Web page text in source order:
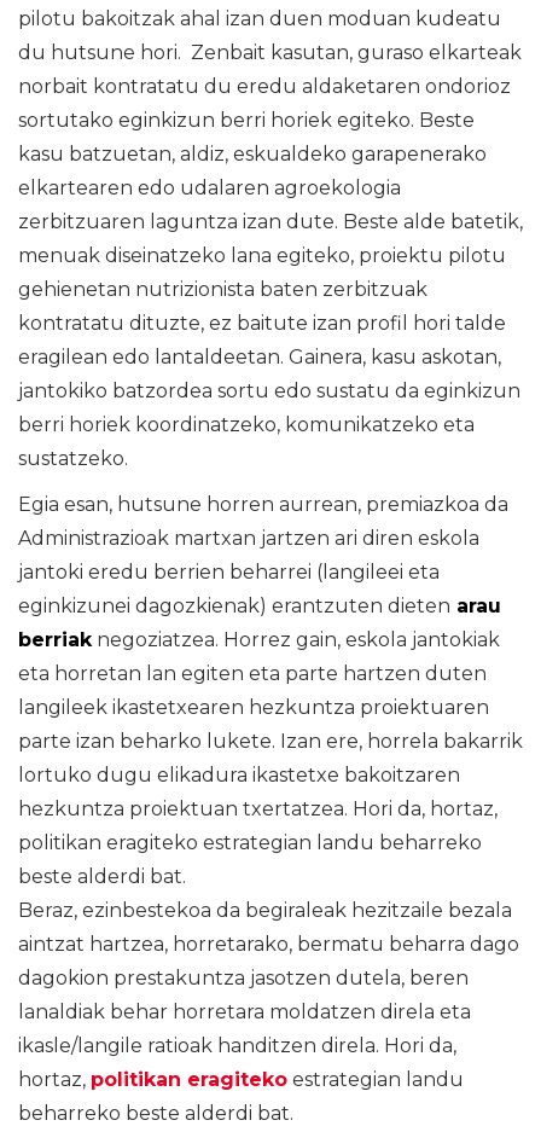
pilotu bakoitzak ahal izan duen moduan kudeatu
du hutsune hori. Zenbait kasutan, guraso elkarteak
norbait kontratatu du eredu aldaketaren ondorioz
sortutako eginkizun berri horiek egiteko. Beste
kasu batzuetan, aldiz, eskualdeko garapenerako
elkartearen edo udalaren agroekologia
zerbitzuaren laguntza izan dute. Beste alde batetik,
menuak diseinatzeko lana egiteko, proiektu pilotu
gehienetan nutrizionista baten zerbitzuak
kontratatu dituzte, ez baitute izan profil hori talde
eragilean edo lantaldeetan. Gainera, kasu askotan,
jantokiko batzordea sortu edo sustatu da eginkizun
berri horiek koordinatzeko, komunikatzeko eta
sustatzeko.
Egia esan, hutsune horren aurrean, premiazkoa da
Administrazioak martxan jartzen ari diren eskola
jantoki eredu berrien beharrei (langileei eta
eginkizunei dagozkienak) erantzuten dieten arau
berriak negoziatzea. Horrez gain, eskola jantokiak
eta horretan lan egiten eta parte hartzen duten
langileek ikastetxearen hezkuntza proiektuaren
parte izan beharko lukete. Izan ere, horrela bakarrik
lortuko dugu elikadura ikastetxe bakoitzaren
hezkuntza proiektuan txertatzea. Hori da, hortaz,
politikan eragiteko estrategian landu beharreko
beste alderdi bat.
Beraz, ezinbestekoa da begiraleak hezitzaile bezala
aintzat hartzea, horretarako, bermatu beharra dago
dagokion prestakuntza jasotzen dutela, beren
lanaldiak behar horretara moldatzen direla eta
ikasle/langile ratioak handitzen direla. Hori da,
hortaz, politikan eragiteko estrategian landu
beharreko beste alderdi bat.